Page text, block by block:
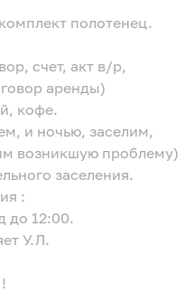
полотенец.
счет, акт в/р,
аренды)
кофе.
заселим,
возникшую проблему)
заселения.
:
до 12:00.
У.Л.